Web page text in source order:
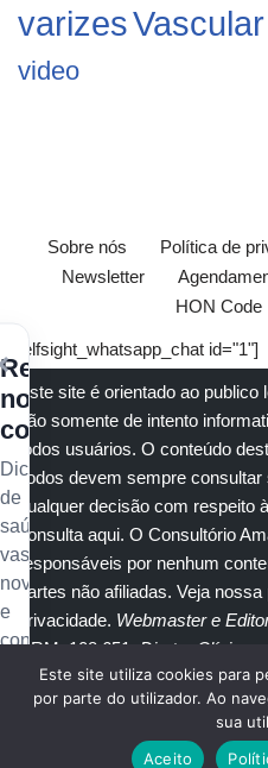
varizesVascular
video
Sobre nós Política de
Newsletter
HON Code
[elfsight_whatsapp_chat id="1"]
Este site é orientado ao publico
são somente de intento
todos usuários. O conteúdo
Todos devem sempre consultar
qualquer decisão com respeito
consulta aqui. O Consultório
responsáveis por nenhum
partes não afiliadas. Veja nossa
privacidade. Webmaster e
CRM: 108.651
. Diretor Clínico e
CRM 30400 RTE 056950.
© Copyright 2023Amato
Receba
nossos
conteúdos
Dicas
de
saúde
vascular,
novidades
e
conteúdo
exclusivo
Este site utiliza cookies para
por parte do utilizador. Ao
sua
Aceito